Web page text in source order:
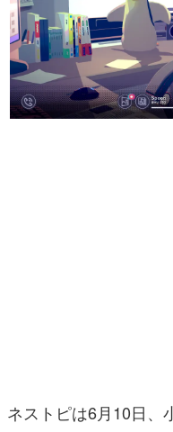
若ゲのいた
『うつヌケ』
一先生による
なんでゲー
ゲーム開発者
具体的な形か
ネストピは6月10日、